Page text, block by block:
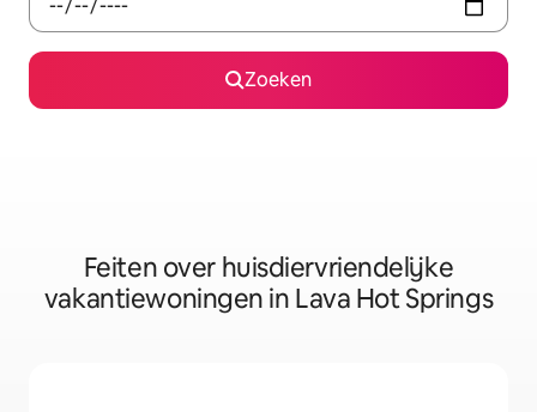
Zoeken
Feiten over huisdiervriendelijke
vakantiewoningen in Lava Hot Springs